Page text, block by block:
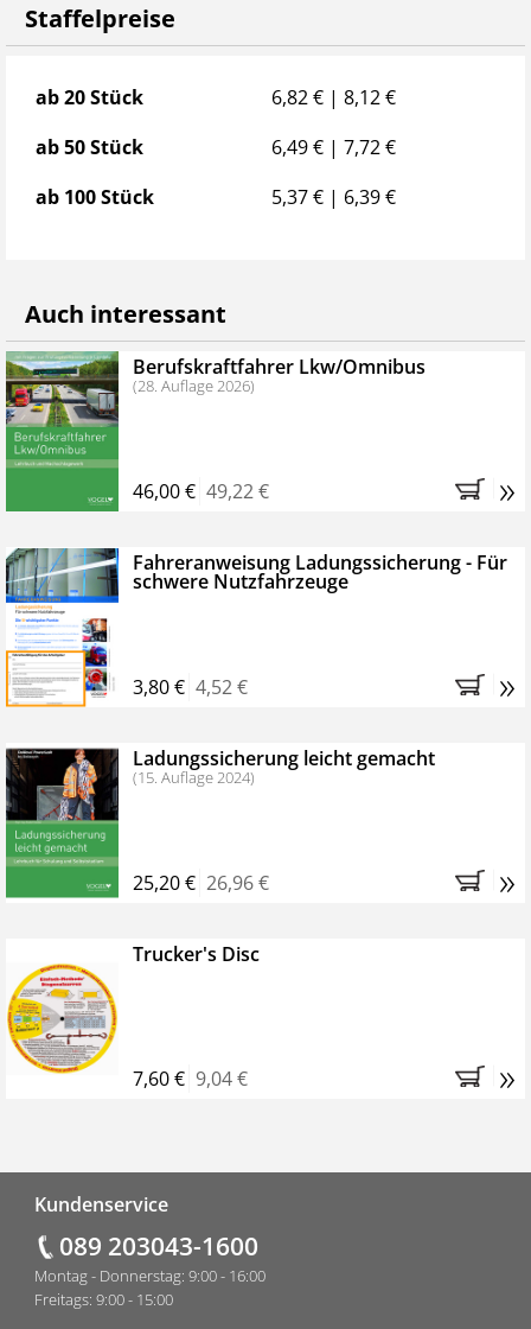
Staffelpreise
Staffelpreise
ab 20 Stück
6,82 € | 8,12 €
ab 50 Stück
6,49 € | 7,72 €
ab 100 Stück
5,37 € | 6,39 €
Auch interessant
Berufskraftfahrer Lkw/Omnibus
(28. Auflage 2026)
46,00 € 49,22 € »
Fahreranweisung Ladungssicherung - Für
schwere Nutzfahrzeuge
3,80 € 4,52 € »
Ladungssicherung leicht gemacht
(15. Auflage 2024)
25,20 € 26,96 € »
Trucker's Disc
7,60 € 9,04 € »
Kundenservice
089 203043-1600
Montag - Donnerstag: 9:00 - 16:00
Freitags: 9:00 - 15:00